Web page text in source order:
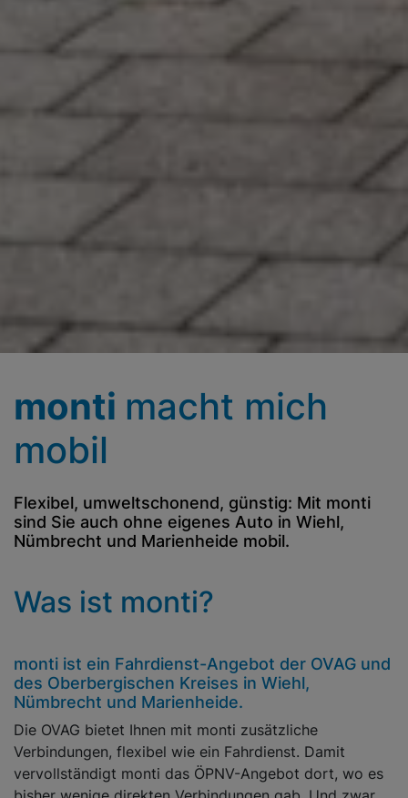
monti macht ­mich
mobil
Flexibel, umweltschonend, günstig: Mit monti
sind Sie auch ohne eigenes Auto in Wiehl,
Nümbrecht und Marienheide mobil.
Was ist monti?
monti ist ein Fahrdienst-Angebot der OVAG und
des Ober­bergischen Kreises in Wiehl,
Nümbrecht und Marienheide.
Die OVAG bietet Ihnen mit monti zusätzliche
Verbindungen, flexibel wie ein Fahrdienst. Damit
vervollständigt monti das ÖPNV-Angebot dort, wo es